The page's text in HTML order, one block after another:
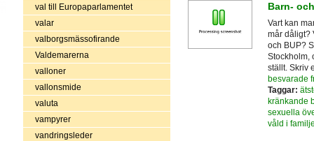
val till Europaparlamentet
valar
valborgsmässofirande
Valdemarerna
valloner
vallonsmide
valuta
vampyrer
vandringsleder
Barn-
Vart kan
mår dåligt?
och BUP?
Stockholm,
ställt. Skriv
besvarade
Taggar:
kränkande
sexuella
våld i